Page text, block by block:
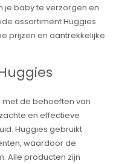
je baby te verzorgen en
assortiment Huggies
prijzen en aantrekkelijke
de behoeften van
en effectieve
Huggies gebruikt
waardoor de
Alle producten zijn